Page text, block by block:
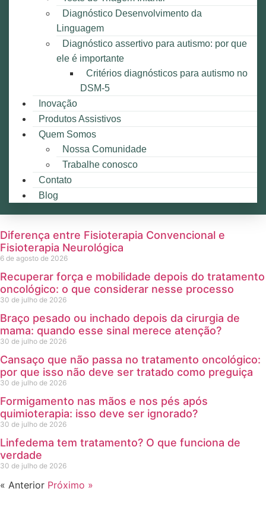
Diagnóstico Desenvolvimento da
Linguagem
Diagnóstico assertivo para autismo: por que
ele é importante
Critérios diagnósticos para autismo no
DSM-5
Inovação
Produtos Assistivos
Quem Somos
Nossa Comunidade
Trabalhe conosco
Contato
Blog
Diferença entre Fisioterapia Convencional e
Fisioterapia Neurológica
6 de agosto de 2026
Recuperar força e mobilidade depois do tratamento
oncológico: o que considerar nesse processo
30 de julho de 2026
Braço pesado ou inchado depois da cirurgia de
mama: quando esse sinal merece atenção?
30 de julho de 2026
Cansaço que não passa no tratamento oncológico:
por que isso não deve ser tratado como preguiça
30 de julho de 2026
Formigamento nas mãos e nos pés após
quimioterapia: isso deve ser ignorado?
30 de julho de 2026
Linfedema tem tratamento? O que funciona de
verdade
30 de julho de 2026
« Anterior Próximo »